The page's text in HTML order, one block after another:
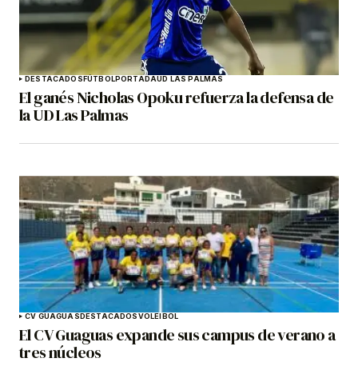
DESTACADOSFÚTBOLPORTADAUD LAS PALMAS
El ganés Nicholas Opoku refuerza la defensa de
la UD Las Palmas
CV GUAGUASDESTACADOSVOLEIBOL
El CV Guaguas expande sus campus de verano a
tres núcleos